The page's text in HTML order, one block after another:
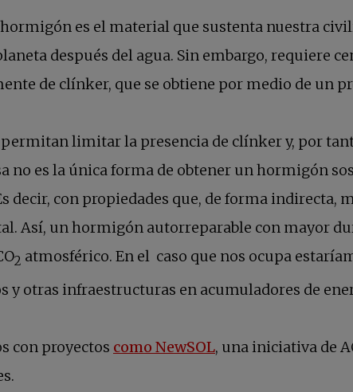
es el material que sustenta nuestra
después del agua. Sin embargo, requiere
de clínker, que se obtiene por medio de un
limitar la presencia de clínker y, por
no es la única forma de obtener un hormigón
decir, con propiedades que, de forma indirecta,
Así, un hormigón autorreparable con mayor
2 atmosférico. En el caso que nos ocupa
otras infraestructuras en acumuladores de
con proyectos como NewSOL se abre en una
, una iniciativa de